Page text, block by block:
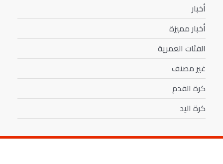
أخبار
أخبار مميزة
الفئات العمرية
غير مصنف
كرة القدم
كرة اليد